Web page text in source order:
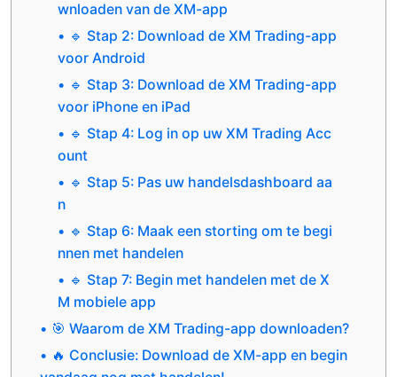
wnloaden van de XM-app
🔹 Stap 2: Download de XM Trading-app
voor Android
🔹 Stap 3: Download de XM Trading-app
voor iPhone en iPad
🔹 Stap 4: Log in op uw XM Trading Acc
ount
🔹 Stap 5: Pas uw handelsdashboard aa
n
🔹 Stap 6: Maak een storting om te begi
nnen met handelen
🔹 Stap 7: Begin met handelen met de X
M mobiele app
🎯 Waarom de XM Trading-app downloaden?
🔥 Conclusie: Download de XM-app en begin